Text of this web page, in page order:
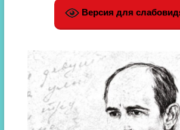
Версия для